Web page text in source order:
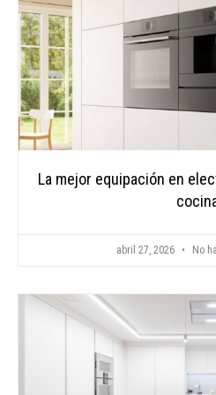
La mejor equipación en
abril 27, 2026 No